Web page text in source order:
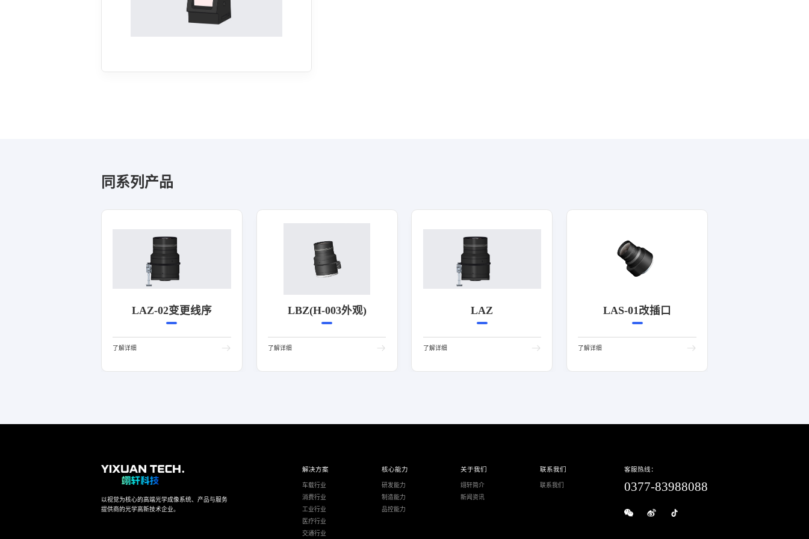
同系列产品
LAZ-02变更线序
了解详细
LBZ(H-003外观)
了解详细
LAZ
了解详细
LAS-01改插口
了解详细
以视觉为核心的高端光学成像系统、产品与服务
提供商的光学高新技术企业。
解决方案
车载行业
消费行业
工业行业
医疗行业
交通行业
核心能力
研发能力
制造能力
品控能力
关于我们
翊轩简介
新闻资讯
联系我们
联系我们
客服热线：
0377-83988088